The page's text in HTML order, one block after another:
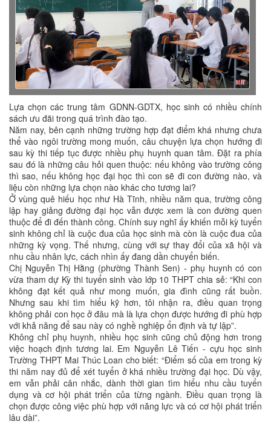
Lựa chọn các trung tâm GDNN-GDTX, học sinh có nhiều chính
sách ưu đãi trong quá trình đào tạo.
Năm nay, bên cạnh những trường hợp đạt điểm khá nhưng chưa
thể vào ngôi trường mong muốn, câu chuyện lựa chọn hướng đi
sau kỳ thi tiếp tục được nhiều phụ huynh quan tâm. Đặt ra phía
sau đó là những câu hỏi quen thuộc: nếu không vào trường công
thì sao, nếu không học đại học thì con sẽ đi con đường nào, và
liệu còn những lựa chọn nào khác cho tương lai?
Ở vùng quê hiếu học như Hà Tĩnh, nhiều năm qua, trường công
lập hay giảng đường đại học vẫn được xem là con đường quen
thuộc để đi đến thành công. Chính suy nghĩ ấy khiến mỗi kỳ tuyển
sinh không chỉ là cuộc đua của học sinh mà còn là cuộc đua của
những kỳ vọng. Thế nhưng, cùng với sự thay đổi của xã hội và
nhu cầu nhân lực, cách nhìn ấy đang dần chuyển biến.
Chị Nguyễn Thị Hằng (phường Thành Sen) - phụ huynh có con
vừa tham dự Kỳ thi tuyển sinh vào lớp 10 THPT chia sẻ: “Khi con
không đạt kết quả như mong muốn, gia đình cũng rất buồn.
Nhưng sau khi tìm hiểu kỹ hơn, tôi nhận ra, điều quan trọng
không phải con học ở đâu mà là lựa chọn được hướng đi phù hợp
với khả năng để sau này có nghề nghiệp ổn định và tự lập”.
Không chỉ phụ huynh, nhiều học sinh cũng chủ động hơn trong
việc hoạch định tương lai. Em Nguyễn Lê Tiến - cựu học sinh
Trường THPT Mai Thúc Loan cho biết: “Điểm số của em trong kỳ
thi năm nay đủ để xét tuyển ở khá nhiều trường đại học. Dù vậy,
em vẫn phải cân nhắc, dành thời gian tìm hiểu nhu cầu tuyển
dụng và cơ hội phát triển của từng ngành. Điều quan trọng là
chọn được công việc phù hợp với năng lực và có cơ hội phát triển
lâu dài”.